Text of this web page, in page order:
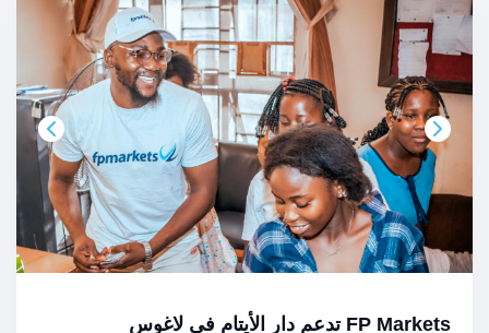
FP Markets تدعم دار الأيتام في لاغوس